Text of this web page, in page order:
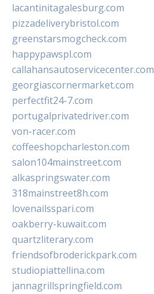
lacantinitagalesburg.com
pizzadeliverybristol.com
greenstarsmogcheck.com
happypawspl.com
callahansautoservicecenter.com
georgiascornermarket.com
perfectfit24-7.com
portugalprivatedriver.com
von-racer.com
coffeeshopcharleston.com
salon104mainstreet.com
alkaspringswater.com
318mainstreet8h.com
lovenailsspari.com
oakberry-kuwait.com
quartzliterary.com
friendsofbroderickpark.com
studiopiattellina.com
jannagrillspringfield.com